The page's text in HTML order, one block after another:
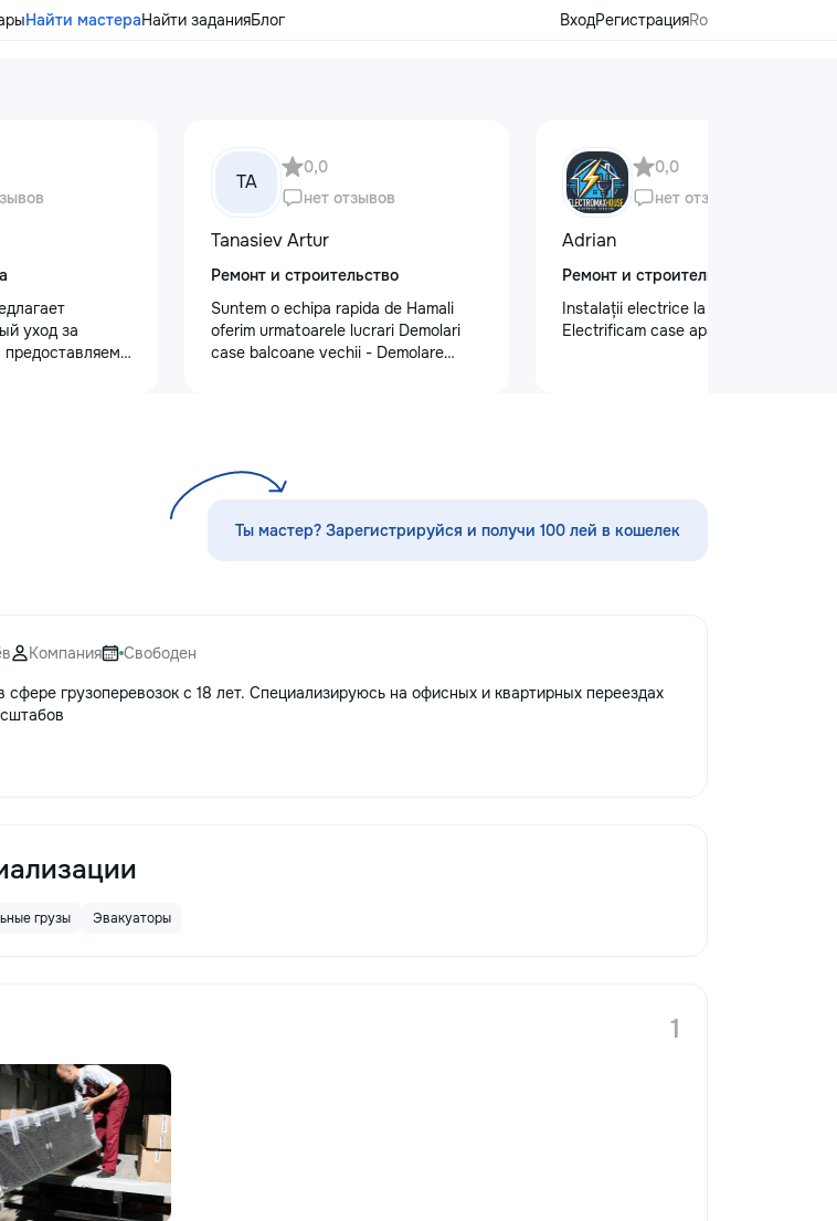
Найти мастераНайти заданияБлог ВходРегистрацияRo
уход за
и химчистку
хрома
автомобилю
на фары
TA
0,0
нет отзывов
Tanasiev Artur
Ремонт и строительство
Suntem o echipa rapida de Hamali
oferim urmatoarele lucrari Demolari
case balcoane vechii - Demolare
Demontat parchet,sapă,teracota -
0,0
нет отзывов
Adrian
Ремонт и строительство
Instalații electrice la cel mai înalt nivel
Electrificam case apartamente oficii
Ты мастер? Зарегистрируйся и получи 100 лей в кошелек
Компания
Свободен
сфере грузоперевозок с 18 лет. Специализируюсь на офисных и квартирных переездах
грузы Эвакуаторы
1